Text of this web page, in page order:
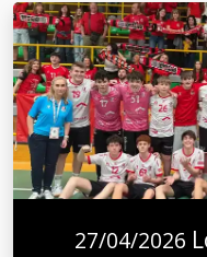
27/04/2026